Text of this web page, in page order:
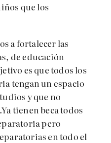
que los
a fortalecer las
de educación
es que todos los
tengan un espacio
y que no
tienen beca todos
pero
en todo el